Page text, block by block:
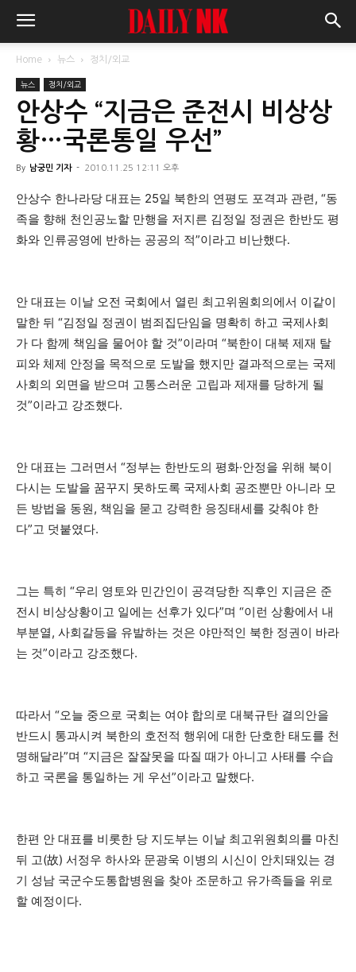
Home 뉴스 정치/외교
뉴스 정치/외교
안상수 “지금은 준전시 비상상
황…국론통일 우선”
By 남궁민 기자 - 2010.11.25 12:11 오후
안상수 한나라당 대표는 25일 북한의 연평도 포격과 관련, “동
족을 향해 천인공노할 만행을 저지른 김정일 정권은 한반도 평
화와 인류공영에 반하는 공공의 적”이라고 비난했다.
안 대표는 이날 오전 국회에서 열린 최고위원회의에서 이같이
말한 뒤 “김정일 정권이 범죄집단임을 명확히 하고 국제사회
가 다 함께 책임을 물어야 할 것”이라며 “북한이 대북 제재 탈
피와 체제 안정을 목적으로 도발을 했지만 결과적으로는 국제
사회의 외면을 받으며 고통스러운 고립과 제재를 당하게 될
것”이라고 강조했다.
안 대표는 그러면서 “정부는 한반도의 평화·안정을 위해 북이
다시는 도발을 꿈꾸지 못하도록 국제사회 공조뿐만 아니라 모
든 방법을 동원, 책임을 묻고 강력한 응징태세를 갖춰야 한
다”고 덧붙였다.
그는 특히 “우리 영토와 민간인이 공격당한 직후인 지금은 준
전시 비상상황이고 일에는 선후가 있다”며 “이런 상황에서 내
부분열, 사회갈등을 유발하는 것은 야만적인 북한 정권이 바라
는 것”이라고 강조했다.
따라서 “오늘 중으로 국회는 여야 합의로 대북규탄 결의안을
반드시 통과시켜 북한의 호전적 행위에 대한 단호한 태도를 천
명해달라”며 “지금은 잘잘못을 따질 때가 아니고 사태를 수습
하고 국론을 통일하는 게 우선”이라고 말했다.
한편 안 대표를 비롯한 당 지도부는 이날 최고위원회의를 마친
뒤 고(故) 서정우 하사와 문광욱 이병의 시신이 안치돼있는 경
기 성남 국군수도통합병원을 찾아 조문하고 유가족들을 위로
할 예정이다.